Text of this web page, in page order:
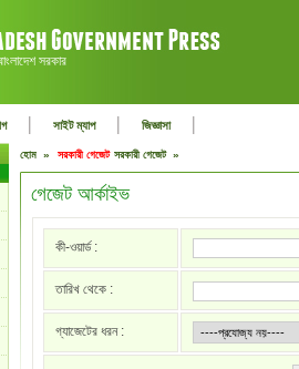
সরকার
| সাইট ম্যাপ | জিজ্ঞাসা |
হোম » সরকারী গেজেট সরকারী গেজেট »
গেজেট আর্কাইভ
কী-ওয়ার্ড :
তারিখ থেকে :
গ্যাজেটের ধরন :